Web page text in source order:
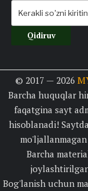
© 2017 — 2026
Barcha huquqlar
faqatgina sayt
hisoblanadi!
Barcha
Bog'lanish uchun